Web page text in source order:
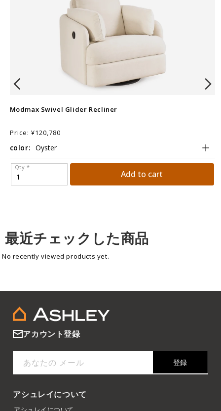
Modmax Swivel Glider Recliner
Price: ¥120,780
color:
Qty *
Add to cart
最近チェックした商品
No recently viewed products yet.
アカウント登録
あなたの メール 登録
アシュレイについて